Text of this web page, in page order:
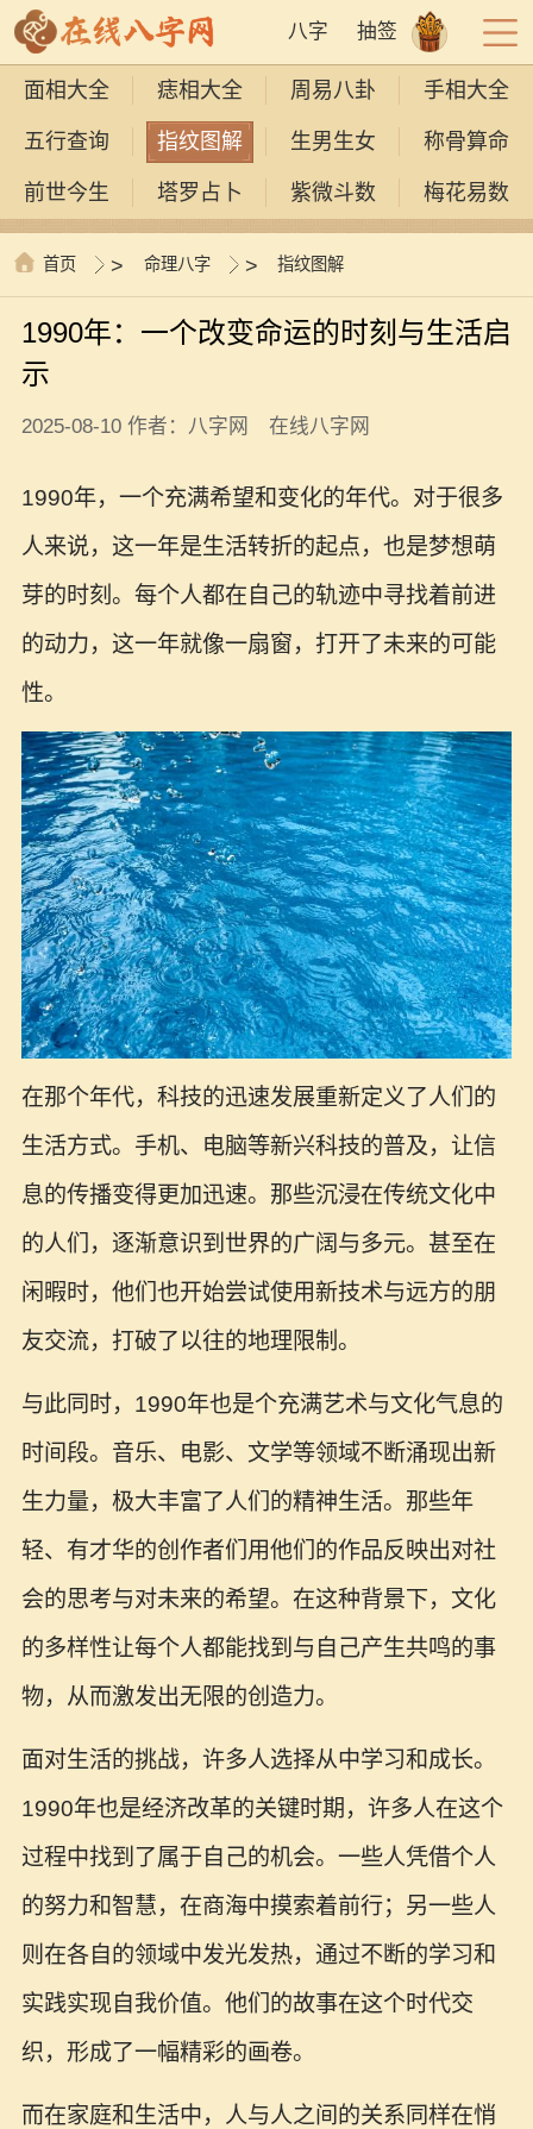
八字 抽签
面相大全 痣相大全 周易八卦 手相大全
五行查询 指纹图解 生男生女 称骨算命
前世今生 塔罗占卜 紫微斗数 梅花易数
首页 > 命理八字 > 指纹图解
1990年：一个改变命运的时刻与生活启
示
2025-08-10 作者：八字网 在线八字网
1990年，一个充满希望和变化的年代。对于很多
人来说，这一年是生活转折的起点，也是梦想萌
芽的时刻。每个人都在自己的轨迹中寻找着前进
的动力，这一年就像一扇窗，打开了未来的可能
性。
在那个年代，科技的迅速发展重新定义了人们的
生活方式。手机、电脑等新兴科技的普及，让信
息的传播变得更加迅速。那些沉浸在传统文化中
的人们，逐渐意识到世界的广阔与多元。甚至在
闲暇时，他们也开始尝试使用新技术与远方的朋
友交流，打破了以往的地理限制。
与此同时，1990年也是个充满艺术与文化气息的
时间段。音乐、电影、文学等领域不断涌现出新
生力量，极大丰富了人们的精神生活。那些年
轻、有才华的创作者们用他们的作品反映出对社
会的思考与对未来的希望。在这种背景下，文化
的多样性让每个人都能找到与自己产生共鸣的事
物，从而激发出无限的创造力。
面对生活的挑战，许多人选择从中学习和成长。
1990年也是经济改革的关键时期，许多人在这个
过程中找到了属于自己的机会。一些人凭借个人
的努力和智慧，在商海中摸索着前行；另一些人
则在各自的领域中发光发热，通过不断的学习和
实践实现自我价值。他们的故事在这个时代交
织，形成了一幅精彩的画卷。
而在家庭和生活中，人与人之间的关系同样在悄